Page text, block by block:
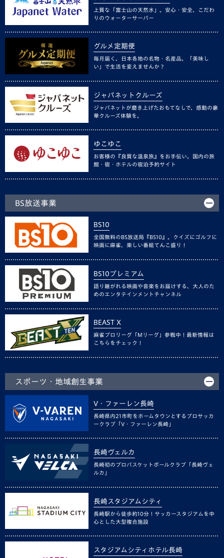
上質な「富士山の天然水」。安心・安全、こだわ
りのウォーターサーバー
グルメ定期便
毎月届く、日本各地の名物・名産品。「美味し
い」で生活を変えませんか？
ジャパネットクルーズ
ジャパネットが磨き上げたおもてなしで、感動の豪
華クルーズ体験を。
ゆこゆこ
お客様の『良質な温泉旅』をお手伝い。国内の旅
館・宿・ホテルの宿泊予約サイト
BS放送事業
BS10
全国無料のBS放送局『BS10』。クイズにゴルフに
映画に麻雀、楽しい番組てんこ盛り！
BS10プレミアム
語り継がれる映画や音楽をお届けする、大人のた
めのエンタテインメントチャンネル
BEAST X
麻雀プロリーグ「Mリーグ」参戦中！最新情報は
こちらをチェック！
スポーツ・地域創生事業
V・ファーレン長崎
長崎県内21市町をホームタウンとするプロサッカ
ークラブ「V・ファーレン長崎」
長崎ヴェルカ
長崎初のプロバスケットボールクラブ「長崎ヴェ
ルカ」
長崎スタジアムシティ
長崎駅から徒歩約10分！サッカースタジアムを中
心とした大型複合施設
スタジアムシティホテル長崎